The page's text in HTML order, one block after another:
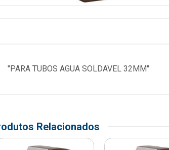
"PARA TUBOS AGUA SOLDAVEL 32MM"
Relacionados